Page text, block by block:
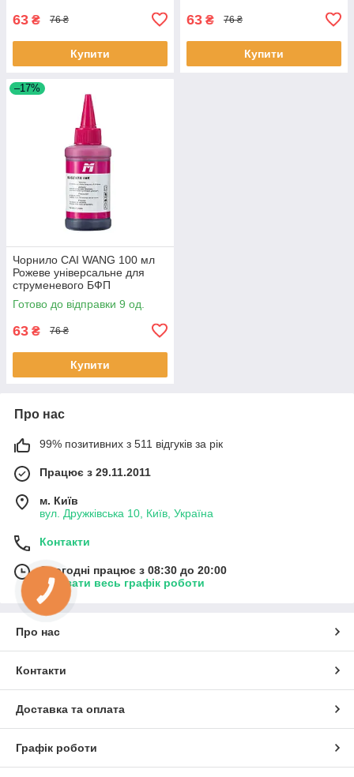
63 ₴ 76 ₴
Купити
63 ₴ 76 ₴
Купити
–17%
Чорнило CAI WANG 100 мл
Рожеве універсальне для
струменевого БФП
водорозчинне 10 шт.
Готово до відправки 9 од.
63 ₴ 76 ₴
Купити
Про нас
99% позитивних з 511 відгуків за рік
Працює з 29.11.2011
м. Київ
вул. Дружківська 10, Київ, Україна
Контакти
Сьогодні працює з 08:30 до 20:00
Показати весь графік роботи
Про нас
Контакти
Доставка та оплата
Графік роботи
КНОПКА
ЗВ'ЯЗКУ